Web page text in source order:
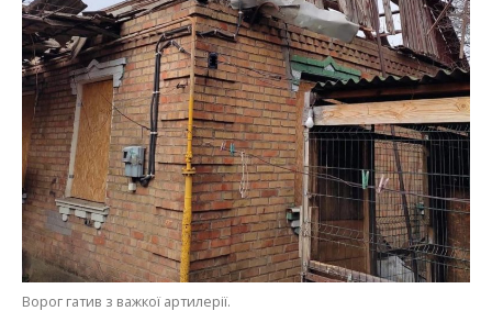
Ворог гатив з важкої артилерії.